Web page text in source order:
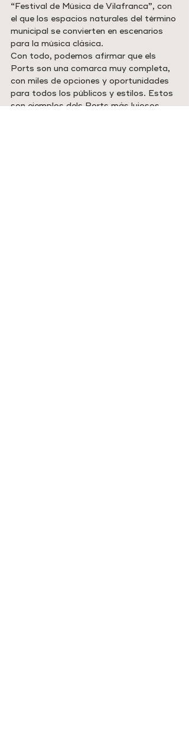
“Festival de Música de Vilafranca”, con
el que los espacios naturales del término
municipal se convierten en escenarios
para la música clásica.
Con todo, podemos afirmar que els
Ports son una comarca muy completa,
con miles de opciones y oportunidades
para todos los públicos y estilos. Estos
son ejemplos dels Ports más lujosos,